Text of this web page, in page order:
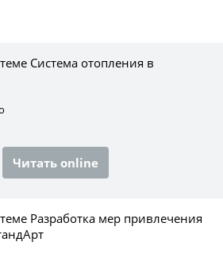
Система отопления в
Читать online
Разработка мер привлечения